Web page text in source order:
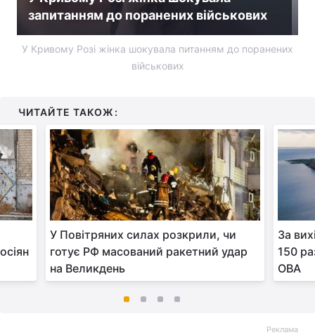
запитанням до поранених військових
У Кривому Розі жінка шокувала питанням до поранених
військових
ЧИТАЙТЕ ТАКОЖ:
У Повітряних силах розкрили, чи
готує РФ масований ракетний удар
на Великдень
За
150
ОВА
Реклама